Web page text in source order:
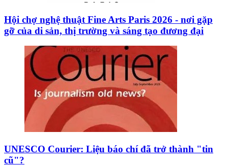
Hội chợ nghệ thuật Fine Arts Paris 2026 - nơi gặp
gỡ của di sản, thị trường và sáng tạo đương đại
UNESCO Courier: Liệu báo chí đã trở thành "tin
cũ"?